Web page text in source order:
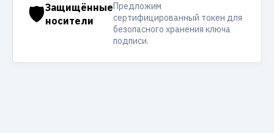
🛡️Защищённые
носители
Предложим
сертифицированный токен для
безопасного хранения ключа
подписи.